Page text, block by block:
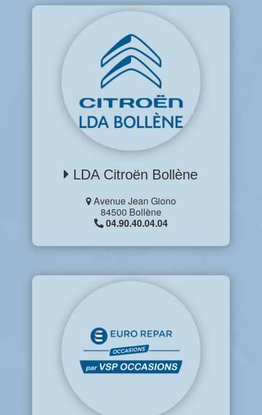
LDA Citroën Bollène
Avenue Jean Giono
84500 Bollène
04.90.40.04.04